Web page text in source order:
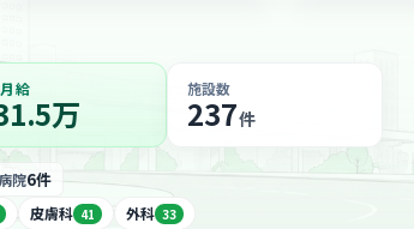
給
万
施設数
237件
院6件
皮膚科 41 外科 33